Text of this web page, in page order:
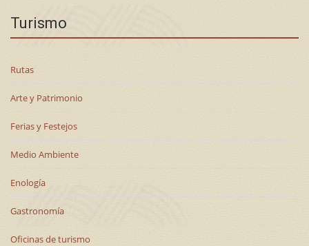
Turismo
Rutas
Arte y Patrimonio
Ferias y Festejos
Medio Ambiente
Enología
Gastronomía
Oficinas de turismo